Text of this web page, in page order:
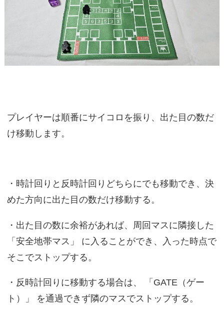
プレイヤーは順番にサイコロを振り、出た目の数だ
け移動します。
・時計回りと反時計回りどちらにでも移動でき、決
めた方向に出た目の数だけ移動する。
・出た目の数に余裕があれば、周回マスに隣接した
「安全地帯マス」 に入ることができ、入った時点で
そこでストップする。
・反時計回りに移動する場合は、 「GATE（ゲー
ト）」 を通過できず隣のマスでストップする。